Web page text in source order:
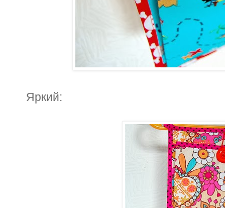
Яркий: